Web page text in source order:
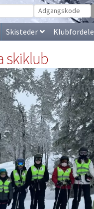
Skisteder Klubfordele
skiklub